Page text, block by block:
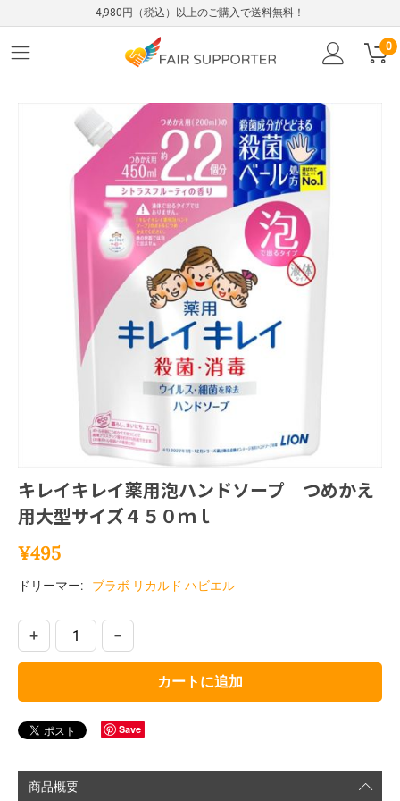
4,980円（税込）以上のご購入で送料無料！
0
キレイキレイ薬用泡ハンドソープ つめかえ
用大型サイズ４５０ｍｌ
¥495
ドリーマー: ブラボ リカルド ハビエル
+ −
カートに追加
Save
商品概要